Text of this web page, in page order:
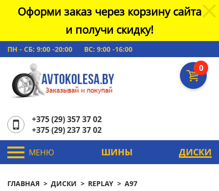
Оформи заказ через корзину сайта
и получи скидку!
ПН - СБ: 9:00 -20:00 ВС: 9:00 -16:00
0
+375 (29) 357 37 02
+375 (29) 237 37 02
МЕНЮ ШИНЫ ДИСКИ
ГЛАВНАЯ ДИСКИ REPLAY A97